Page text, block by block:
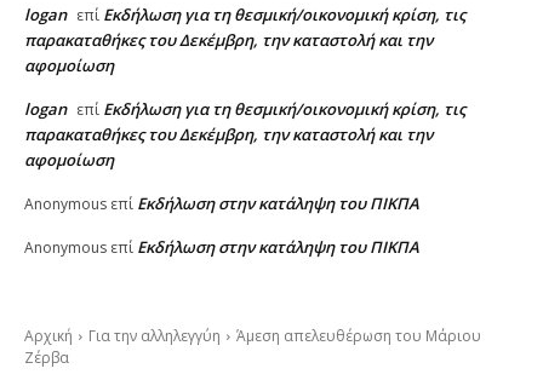
logan επί Εκδήλωση για τη θεσμική/οικονομική κρίση, τις
παρακαταθήκες του Δεκέμβρη, την καταστολή και την
αφομοίωση
logan επί Εκδήλωση για τη θεσμική/οικονομική κρίση, τις
παρακαταθήκες του Δεκέμβρη, την καταστολή και την
αφομοίωση
Anonymous επί Εκδήλωση στην κατάληψη του ΠΙΚΠΑ
Anonymous επί Εκδήλωση στην κατάληψη του ΠΙΚΠΑ